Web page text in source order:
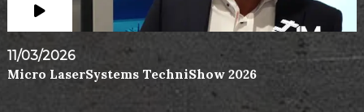
11/03/2026
Micro LaserSystems TechniShow 2026